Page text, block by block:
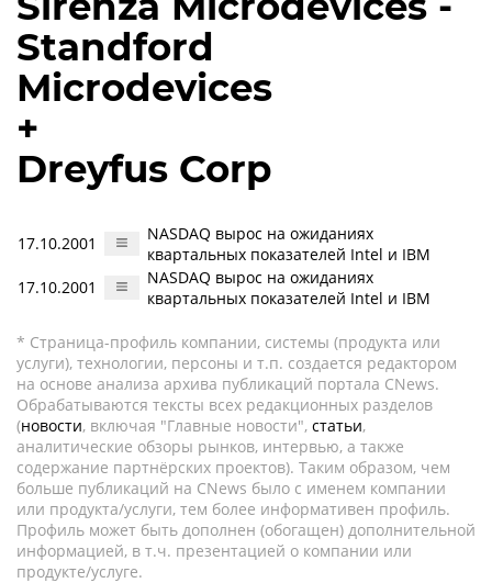
Standford
Microdevices
+
Dreyfus Corp
17.10.2001
NASDAQ вырос на ожиданиях
квартальных показателей Intel и IBM
17.10.2001
NASDAQ вырос на ожиданиях
квартальных показателей Intel и IBM
* Страница-профиль компании, системы (продукта или
услуги), технологии, персоны и т.п. создается редактором
на основе анализа архива публикаций портала CNews.
Обрабатываются тексты всех редакционных разделов
(новости, включая "Главные новости", статьи,
аналитические обзоры рынков, интервью, а также
содержание партнёрских проектов). Таким образом, чем
больше публикаций на CNews было с именем компании
или продукта/услуги, тем более информативен профиль.
Профиль может быть дополнен (обогащен) дополнительной
информацией, в т.ч. презентацией о компании или
продукте/услуге.